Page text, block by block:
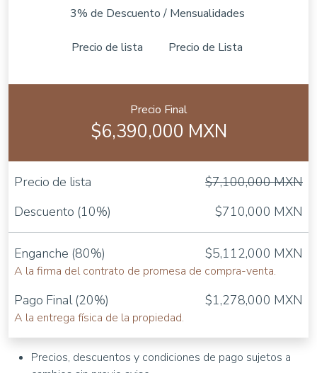
3% de Descuento / Mensualidades
Precio de lista Precio de Lista
Precio Final
$6,390,000 MXN
Precio de lista
$7,100,000 MXN
Descuento (10%)
$710,000 MXN
Enganche (80%) $5,112,000 MXN
A la firma del contrato de promesa de compra-venta.
Pago Final (20%) $1,278,000 MXN
A la entrega física de la propiedad.
Precios, descuentos y condiciones de pago sujetos a